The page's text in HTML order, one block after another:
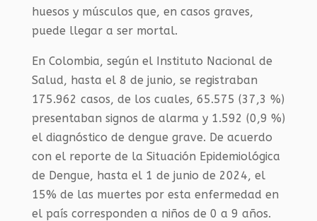
huesos y músculos que, en casos graves,
puede llegar a ser mortal.
En Colombia, según el Instituto Nacional de
Salud, hasta el 8 de junio, se registraban
175.962 casos, de los cuales, 65.575 (37,3 %)
presentaban signos de alarma y 1.592 (0,9 %)
el diagnóstico de dengue grave. De acuerdo
con el reporte de la Situación Epidemiológica
de Dengue, hasta el 1 de junio de 2024, el
15% de las muertes por esta enfermedad en
el país corresponden a niños de 0 a 9 años.